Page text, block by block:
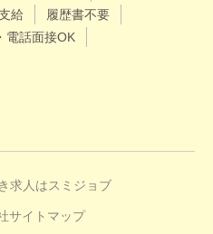
給
履歴書不要
電話面接OK
求人はスミジョブ
サイトマップ